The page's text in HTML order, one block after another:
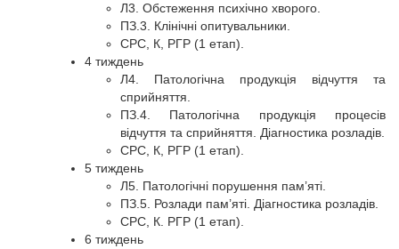
Л3. Обстеження психічно хворого.
ПЗ.3. Клінічні опитувальники.
СРС, К, РГР (1 етап).
4 тиждень
Л4. Патологічна продукція відчуття та
сприйняття.
ПЗ.4. Патологічна продукція процесів
відчуття та сприйняття. Діагностика розладів.
СРС, К, РГР (1 етап).
5 тиждень
Л5. Патологічні порушення пам’яті.
ПЗ.5. Розлади пам’яті. Діагностика розладів.
СРС, К. РГР (1 етап).
6 тиждень